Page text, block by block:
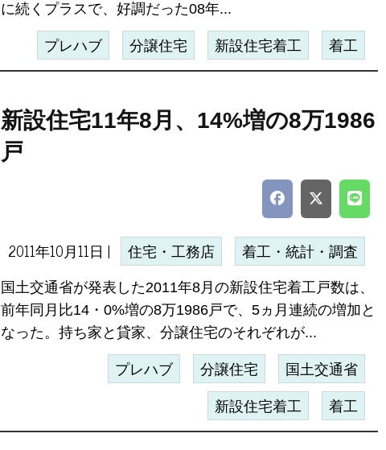
に続くプラスで、好調だった08年...
プレハブ 分譲住宅 新設住宅着工 着工
新設住宅11年8月、14%増の8万1986
戸
2011年10月11日 | 住宅・工務店 着工・統計・調査
国土交通省が発表した2011年8月の新設住宅着工戸数は、
前年同月比14・0%増の8万1986戸で、5ヵ月連続の増加と
なった。持ち家と貸家、分譲住宅のそれぞれが...
プレハブ 分譲住宅 国土交通省
新設住宅着工 着工